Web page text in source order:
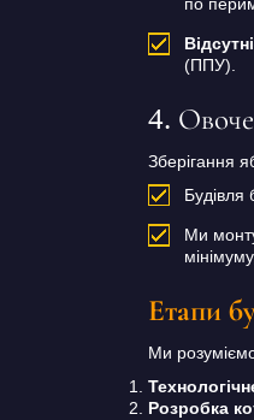
по
(ППУ).
4.
Зберігання
Будівля
Ми
Етапи
Ми
Розробка